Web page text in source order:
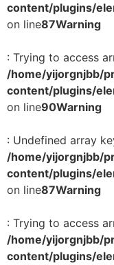
content/plugins/
on line87Warning
: Trying to access
/home/yijorgnjbb/
content/plugins/
on line90Warning
: Undefined array
/home/yijorgnjbb/
content/plugins/
on line87Warning
: Trying to access
/home/yijorgnjbb/
content/plugins/